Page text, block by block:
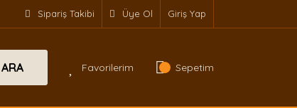
Sipariş Takibi Üye Ol Giriş Yap
ARA Favorilerim Sepetim